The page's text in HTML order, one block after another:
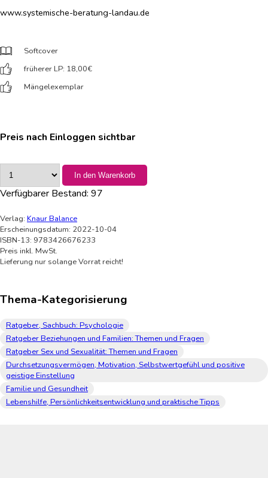
www.systemische-beratung-landau.de
Softcover
früherer LP: 18,00€
Mängelexemplar
Preis nach Einloggen sichtbar
In den Warenkorb
Verfügbarer Bestand: 97
Verlag: Knaur Balance
Erscheinungsdatum: 2022-10-04
ISBN-13: 9783426676233
Preis inkl. MwSt.
Lieferung nur solange Vorrat reicht!
Thema-Kategorisierung
Ratgeber, Sachbuch: Psychologie
Ratgeber Beziehungen und Familien: Themen und Fragen
Ratgeber Sex und Sexualität: Themen und Fragen
Durchsetzungsvermögen, Motivation, Selbstwertgefühl und positive
geistige Einstellung
Familie und Gesundheit
Lebenshilfe, Persönlichkeitsentwicklung und praktische Tipps